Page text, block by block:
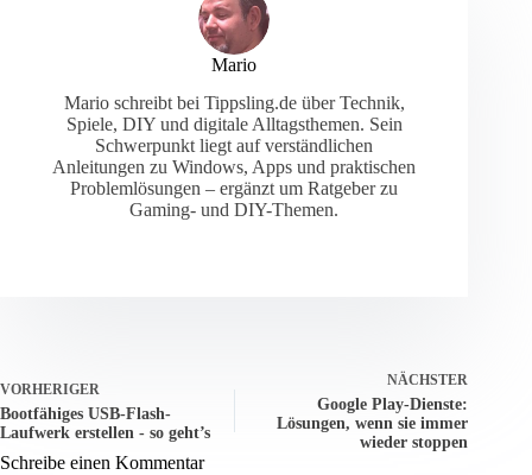
Mario
Mario schreibt bei Tippsling.de über Technik,
Spiele, DIY und digitale Alltagsthemen. Sein
Schwerpunkt liegt auf verständlichen
Anleitungen zu Windows, Apps und praktischen
Problemlösungen – ergänzt um Ratgeber zu
Gaming- und DIY-Themen.
VORHERIGER
Bootfähiges USB-Flash-
Laufwerk erstellen - so geht’s
NÄCHSTER
Google Play-Dienste:
Lösungen, wenn sie immer
wieder stoppen
Schreibe einen Kommentar